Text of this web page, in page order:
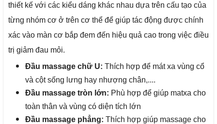
thiết kế với các kiểu dáng khác nhau dựa trên cấu tạo của
từng nhóm cơ ở trên cơ thể để giúp tác động được chính
xác vào màn cơ bắp đem đến hiệu quả cao trong việc điều
trị giảm đau mỏi.
Đầu massage chữ U: Thích hợp để mát xa vùng cổ
và cột sống lưng hay nhượng chân,....
Đầu massage tròn lớn: Phù hợp để giúp matxa cho
toàn thân và vùng có diện tích lớn
Đầu massage phẳng: Thích hợp giúp massage cho